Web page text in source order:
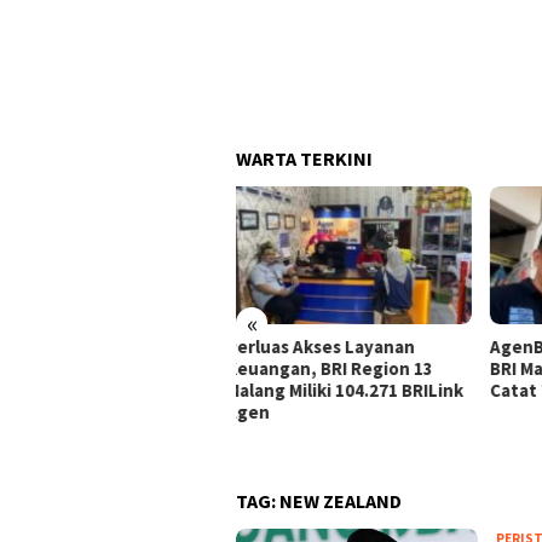
WARTA TERKINI
«
AgenBRILink Jadi Andalan,
BRI Malang Soekarno Hatta
Catat Transaksi Rp290 Miliar
TAG: NEW ZEALAND